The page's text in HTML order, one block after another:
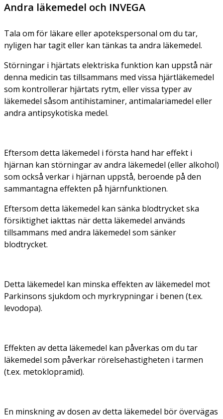
Andra läkemedel och INVEGA
Tala om för läkare eller apotekspersonal om du tar,
nyligen har tagit eller kan tänkas ta andra läkemedel.
Störningar i hjärtats elektriska funktion kan uppstå när
denna medicin tas tillsammans med vissa hjärtläkemedel
som kontrollerar hjärtats rytm, eller vissa typer av
läkemedel såsom antihistaminer, antimalariamedel eller
andra antipsykotiska medel.
Eftersom detta läkemedel i första hand har effekt i
hjärnan kan störningar av andra läkemedel (eller alkohol)
som också verkar i hjärnan uppstå, beroende på den
sammantagna effekten på hjärnfunktionen.
Eftersom detta läkemedel kan sänka blodtrycket ska
försiktighet iakttas när detta läkemedel används
tillsammans med andra läkemedel som sänker
blodtrycket.
Detta läkemedel kan minska effekten av läkemedel mot
Parkinsons sjukdom och myrkrypningar i benen (t.ex.
levodopa).
Effekten av detta läkemedel kan påverkas om du tar
läkemedel som påverkar rörelsehastigheten i tarmen
(t.ex. metoklopramid).
En minskning av dosen av detta läkemedel bör övervägas